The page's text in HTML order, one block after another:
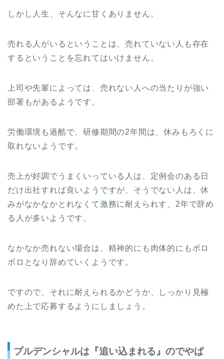
しかし人生、そんなに甘くありません。
売れる人がいるということは、売れていない人も存在
するということを忘れてはいけません。
上司や先輩によっては、売れない人への当たりが強い
部署もがあるようです。
労働環境も過酷で、研修期間の2年間は、休みもろくに
取れないようです。
売上が好調でうまくいっている人は、定例会のある日
だけ出社すれば良いようですが、そうでない人は、休
みがなかなかとれなくて激務に耐えられす、2年で辞め
る人が多いようです。
なかなか売れない場合は、精神的にも肉体的にもボロ
ボロとなり辞めていくようです。
ですので、それに耐えられるかどうか、しっかり見極
めた上で応募するようにしましょう。
プルデンシャルは『追い込まれる』のでやば